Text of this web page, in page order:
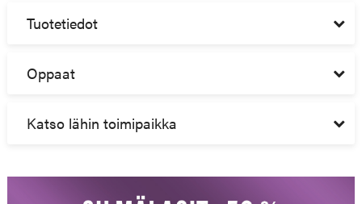
Tuotetiedot
Oppaat
Katso lähin toimipaikka